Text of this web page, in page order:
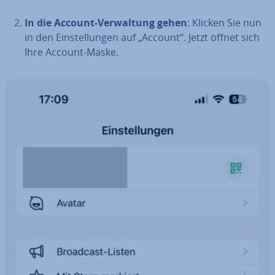
In die Account-Ver­wal­tung gehen: Klicken Sie nun
in den Ein­stel­lun­gen auf „Account“. Jetzt öffnet sich
Ihre Account-Maske.